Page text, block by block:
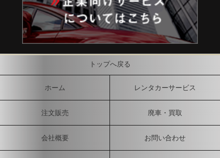
トップへ戻る
ホーム レンタカーサービス
注文販売 廃車・買取
会社概要 お問い合わせ